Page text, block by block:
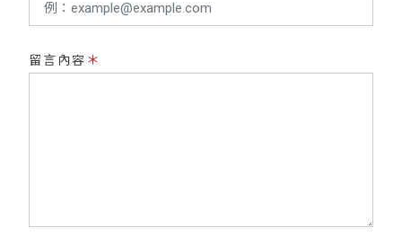
留言內容 ＊